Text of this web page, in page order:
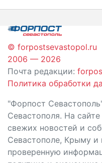
записям
© forpostsevastopol.ru
2006 — 2026
Почта редакции:
Политика обработки
"Форпост
Севастополя. На сайте
свежих новостей и
Севастополе, Крыму
проверенную